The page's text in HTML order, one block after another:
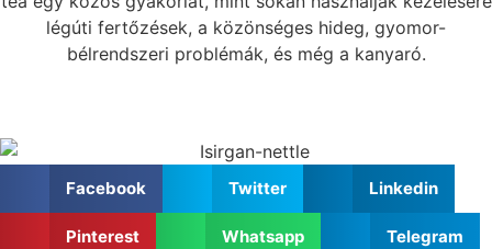
légúti fertőzések, a közönséges hideg, gyomor-
bélrendszeri problémák, és még a kanyaró.
Facebook Twitter Linkedin
Pinterest Whatsapp Telegram